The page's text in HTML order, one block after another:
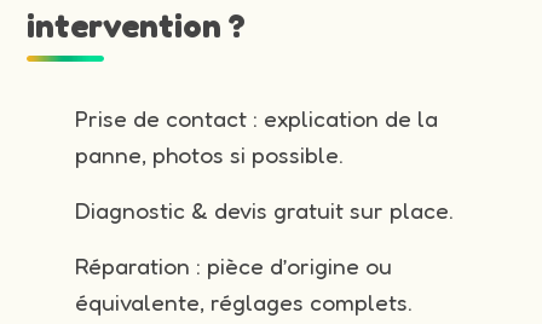
intervention ?
Prise de contact : explication de la
panne, photos si possible.
Diagnostic & devis gratuit sur place.
Réparation : pièce d’origine ou
équivalente, réglages complets.